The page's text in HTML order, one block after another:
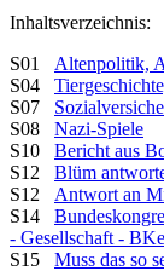
Inhaltsverzeichnis:
S01 Altenpolitik,
S04
S07
S08 Nazi-Spiele
S10 Bericht aus
S12 Blüm
S12 Antwort an
S14
- Gesellschaft -
S15 Muss das so